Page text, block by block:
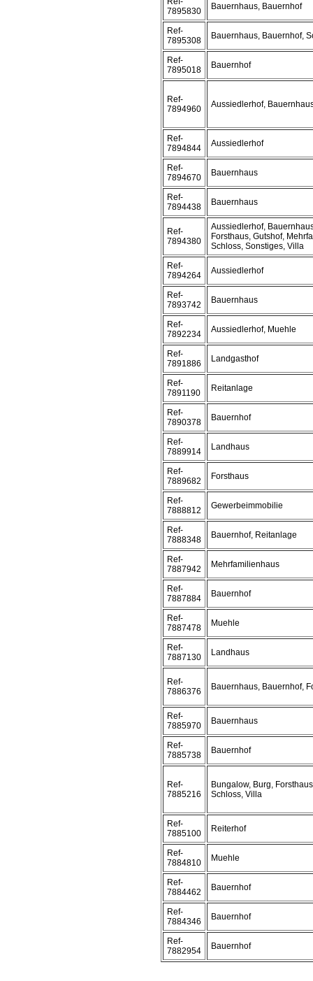
7895830
Bauernhaus, Bauernhof
Ref-
7895308
Bauernhaus, Bauernhof,
Ref-
7895018
Bauernhof
Ref-
7894960
Aussiedlerhof,
Ref-
7894844
Aussiedlerhof
Ref-
7894670
Bauernhaus
Ref-
7894438
Bauernhaus
Ref-
7894380
Aussiedlerhof,
Forsthaus, Gutshof,
Schloss, Sonstiges, Villa
Ref-
7894264
Aussiedlerhof
Ref-
7893742
Bauernhaus
Ref-
7892234
Aussiedlerhof, Muehle
Ref-
7891886
Landgasthof
Ref-
7891190
Reitanlage
Ref-
7890378
Bauernhof
Ref-
7889914
Landhaus
Ref-
7889682
Forsthaus
Ref-
7888812
Gewerbeimmobilie
Ref-
7888348
Bauernhof, Reitanlage
Ref-
7887942
Mehrfamilienhaus
Ref-
7887884
Bauernhof
Ref-
7887478
Muehle
Ref-
7887130
Landhaus
Ref-
7886376
Bauernhaus, Bauernhof,
Ref-
7885970
Bauernhaus
Ref-
7885738
Bauernhof
Ref-
7885216
Bungalow, Burg,
Schloss, Villa
Ref-
7885100
Reiterhof
Ref-
7884810
Muehle
Ref-
7884462
Bauernhof
Ref-
7884346
Bauernhof
Ref-
7882954
Bauernhof